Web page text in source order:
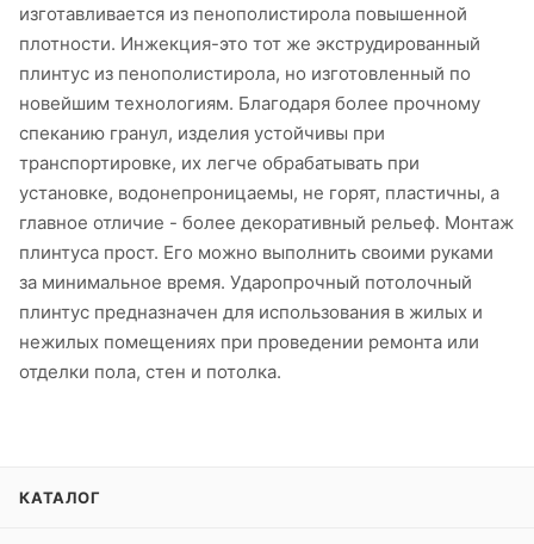
изготавливается из пенополистирола повышенной
плотности. Инжекция-это тот же экструдированный
плинтус из пенополистирола, но изготовленный по
новейшим технологиям. Благодаря более прочному
спеканию гранул, изделия устойчивы при
транспортировке, их легче обрабатывать при
установке, водонепроницаемы, не горят, пластичны, а
главное отличие - более декоративный рельеф. Монтаж
плинтуса прост. Его можно выполнить своими руками
за минимальное время. Ударопрочный потолочный
плинтус предназначен для использования в жилых и
нежилых помещениях при проведении ремонта или
отделки пола, стен и потолка.
КАТАЛОГ